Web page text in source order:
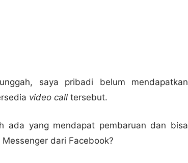
saya pribadi belum mendapatkan
video calltersebut.
ada yang mendapat pembaruan dan bisa
dari Facebook?